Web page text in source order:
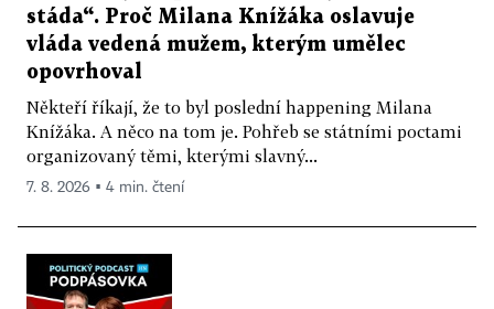
stáda“. Proč Milana Knížáka oslavuje
vláda vedená mužem, kterým umělec
opovrhoval
Někteří říkají, že to byl poslední happening Milana
Knížáka. A něco na tom je. Pohřeb se státními poctami
organizovaný těmi, kterými slavný...
7. 8. 2026 ▪ 4 min. čtení